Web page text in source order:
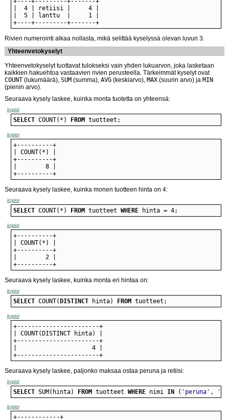
+----+---------+-------+
Rivien numerointi alkaa nollasta, mikä selittää kyselyssä olevan luvun 3.
Yhteenvetokyselyt
Yhteenvetokyselyt tuottavat tulokseksi vain yhden lukuarvon, joka lasketaan
kaikkien hakuehtoa vastaavien rivien perusteella. Tärkeimmät kyselyt ovat
COUNT (lukumäärä), SUM (summa), AVG (keskiarvo), MAX (suurin arvo) ja MIN
(pienin arvo).
Seuraava kysely laskee, kuinka monta tuotetta on yhteensä:
kopioi
SELECT COUNT(*) FROM tuotteet;
kopioi
+----------+
Seuraava kysely laskee, kuinka monen tuotteen hinta on 4:
kopioi
SELECT COUNT(*) FROM tuotteet WHERE hinta = 4;
kopioi
+----------+
Seuraava kysely laskee, kuinka monta eri hintaa on:
kopioi
SELECT COUNT( DISTINCT hinta) FROM tuotteet;
kopioi
+-----------------------+
Seuraava kysely laskee, paljonko maksaa ostaa peruna ja retiisi:
kopioi
SELECT SUM(hinta) FROM tuotteet WHERE nimi IN ( 'peruna' ,
kopioi